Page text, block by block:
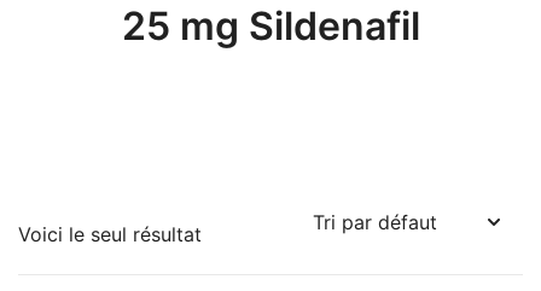
25 mg Sildenafil
Voici le seul résultat